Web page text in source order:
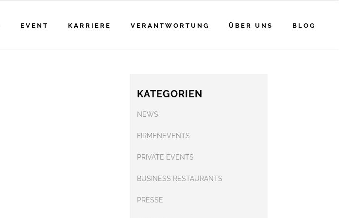
EVENT KARRIERE VERANTWORTUNG ÜBER UNS BLOG
KATEGORIEN
NEWS
FIRMENEVENTS
PRIVATE EVENTS
BUSINESS RESTAURANTS
PRESSE